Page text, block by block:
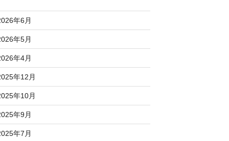
年6月
年5月
年4月
年12月
年10月
年9月
年7月